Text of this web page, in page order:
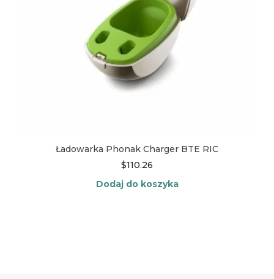
Ładowarka Phonak Charger BTE RIC
$110.26
Dodaj do koszyka